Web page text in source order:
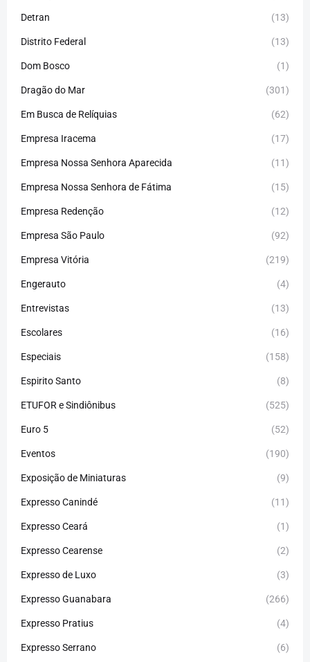
Detran (13)
Distrito Federal (13)
Dom Bosco (1)
Dragão do Mar (301)
Em Busca de Relíquias (62)
Empresa Iracema (17)
Empresa Nossa Senhora Aparecida (11)
Empresa Nossa Senhora de Fátima (15)
Empresa Redenção (12)
Empresa São Paulo (92)
Empresa Vitória (219)
Engerauto (4)
Entrevistas (13)
Escolares (16)
Especiais (158)
Espirito Santo (8)
ETUFOR e Sindiônibus (525)
Euro 5 (52)
Eventos (190)
Exposição de Miniaturas (9)
Expresso Canindé (11)
Expresso Ceará (1)
Expresso Cearense (2)
Expresso de Luxo (3)
Expresso Guanabara (266)
Expresso Pratius (4)
Expresso Serrano (6)